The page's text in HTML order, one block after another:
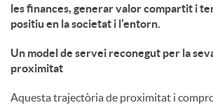
les finances, generar valor compartit i
positiu en la societat i l’entorn.
Un model de servei reconegut per la
proximitat
Aquesta trajectòria de proximitat i